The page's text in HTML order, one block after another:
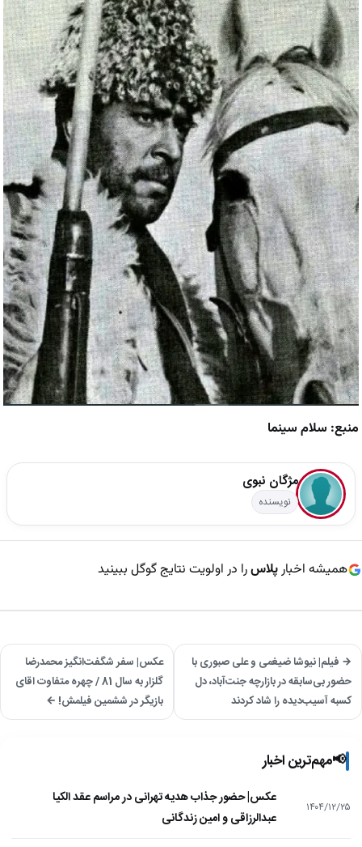
منبع: سلام سینما
مژگان نبوی
نویسنده
همیشه اخبارپلاسرا در اولویت نتایج گوگل ببینید
→ فیلم| نیوشا ضیغمی و علی صبوری با
حضور بی‌سابقه در بازارچه جنت‌آباد، دل
کسبه آسیب‌دیده را شاد کردند
عکس| سفر شگفت‌انگیز محمدرضا
گلزار به سال 81 / چهره متفاوت اقای
بازیگر در ششمین فیلمش! ←
📢مهم‌ترین اخبار
۱۴۰۴/۱۲/۲۵
عکس| حضور جذاب هدیه تهرانی در مراسم عقد الکیا
عبدالرزاقی و امین زندگانی